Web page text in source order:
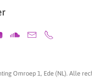
Omroep 1, Ede (NL). Alle